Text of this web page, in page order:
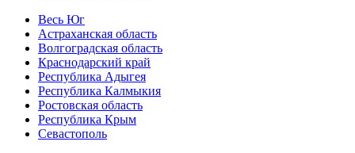
Весь Юг
Астраханская область
Волгоградская область
Краснодарский край
Республика Адыгея
Республика Калмыкия
Ростовская область
Республика Крым
Севастополь